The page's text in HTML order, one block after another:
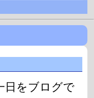
日をブログで